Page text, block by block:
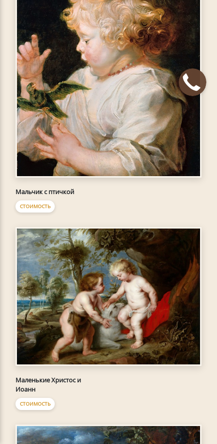
Мальчик с птичкой
СТОИМОСТЬ
Маленькие Христос и
Иоанн
СТОИМОСТЬ